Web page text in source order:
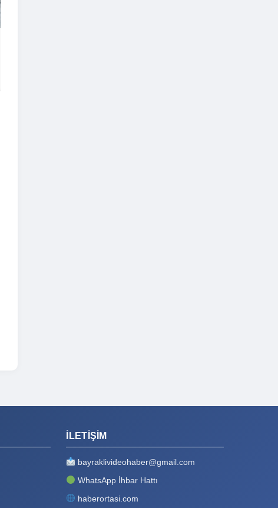
İLETIŞIM
bayraklivideohaber@gmail.com
WhatsApp İhbar Hattı
haberortasi.com